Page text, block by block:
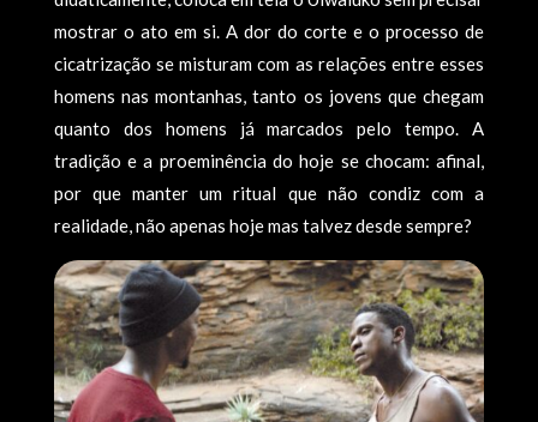
mostrar o ato em si. A dor do corte e o processo de
cicatrização se misturam com as relações entre esses
homens nas montanhas, tanto os jovens que chegam
quanto dos homens já marcados pelo tempo. A
tradição e a proeminência do hoje se chocam: afinal,
por que manter um ritual que não condiz com a
realidade, não apenas hoje mas talvez desde sempre?